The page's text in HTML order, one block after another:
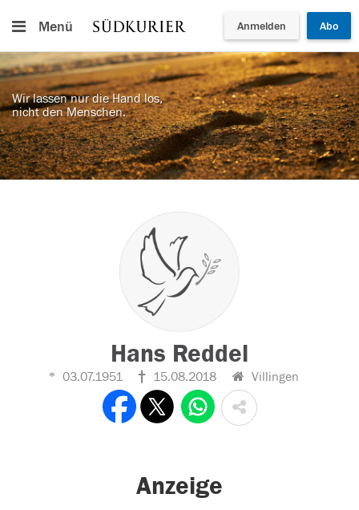
Menü Anmelden Abo
Wir lassen nur die Hand los,
nicht den Menschen.
Hans Reddel
03.07.1951 15.08.2018 Villingen
Anzeige